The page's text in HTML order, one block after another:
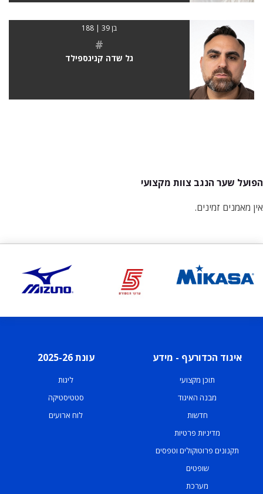
בן 39 | 188
#
גל שדה קניגספילד
הפועל שער הנגב צוות מקצועי
אין מאמנים זמינים.
איגוד הכדורעף - מידע
תוכן מקצועי
מבנה האיגוד
חדשות
מדיניות פרטיות
תקנונים פרוטוקולים וטפסים
שופטים
מערכת
עונת 2025-26
ליגות
סטטיסטיקה
לוח ארועים